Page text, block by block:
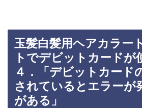
玉髪白髪用ヘアカラー
トでデビットカードが
４．「デビットカード
されているとエラーが
がある」